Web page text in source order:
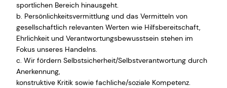
sportlichen Bereich hinausgeht.
b. Persönlichkeitsvermittlung und das Vermitteln von
gesellschaftlich relevanten Werten wie Hilfsbereitschaft,
Ehrlichkeit und Verantwortungsbewusstsein stehen im
Fokus unseres Handelns.
c. Wir fördern Selbstsicherheit/Selbstverantwortung durch
Anerkennung,
konstruktive Kritik sowie fachliche/soziale Kompetenz.